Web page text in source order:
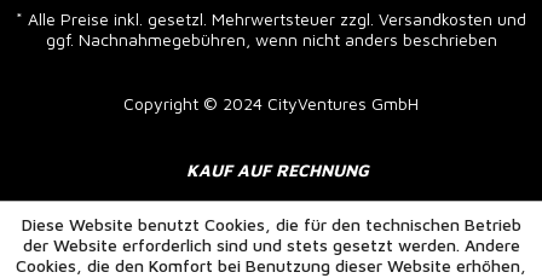
* Alle Preise inkl. gesetzl. Mehrwertsteuer zzgl. Versandkosten und
ggf. Nachnahmegebühren, wenn nicht anders beschrieben
Copyright © 2024 CityVentures GmbH
KAUF AUF RECHNUNG
Diese Website benutzt Cookies, die für den technischen Betrieb
der Website erforderlich sind und stets gesetzt werden. Andere
Cookies, die den Komfort bei Benutzung dieser Website erhöhen,